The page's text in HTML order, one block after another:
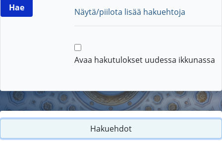
Näytä/piilota lisää hakuehtoja
Avaa hakutulokset uudessa ikkunassa
Hakuehdot